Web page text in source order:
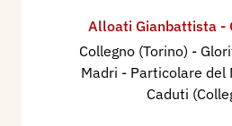
Alloati Gianbattista -
Collegno (Torino) -
Madri - Particolare del
Caduti